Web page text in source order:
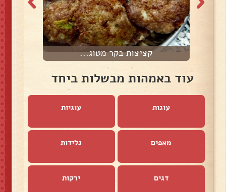
קציצות בקר מטוג...
עוד באמהות מבשלות ביחד
עוגות עוגיות
מאפים גלידות
דגים ירקות